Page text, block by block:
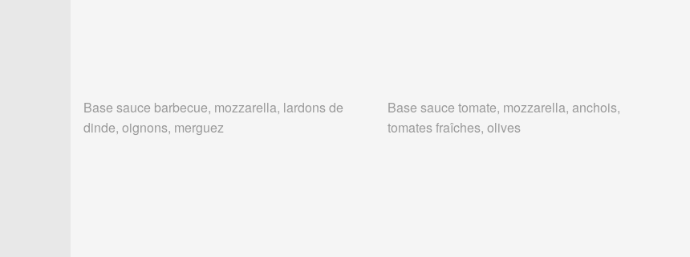
Base sauce barbecue, mozzarella, lardons de
dinde, oignons, merguez
Base sauce tomate, mozzarella, anchois,
tomates fraîches, olives